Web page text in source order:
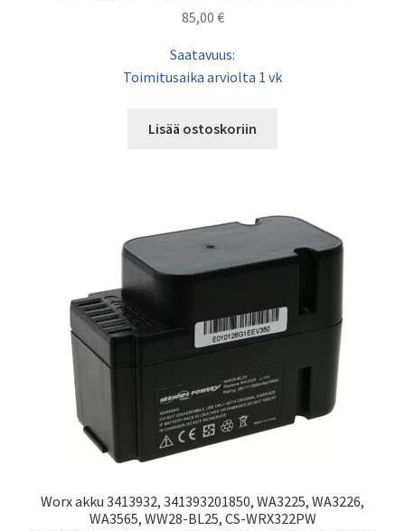
85,00 €
Saatavuus:
Toimitusaika arviolta 1 vk
Lisää ostoskoriin
Worx akku 3413932, 341393201850, WA3225, WA3226,
WA3565, WW28-BL25, CS-WRX322PW